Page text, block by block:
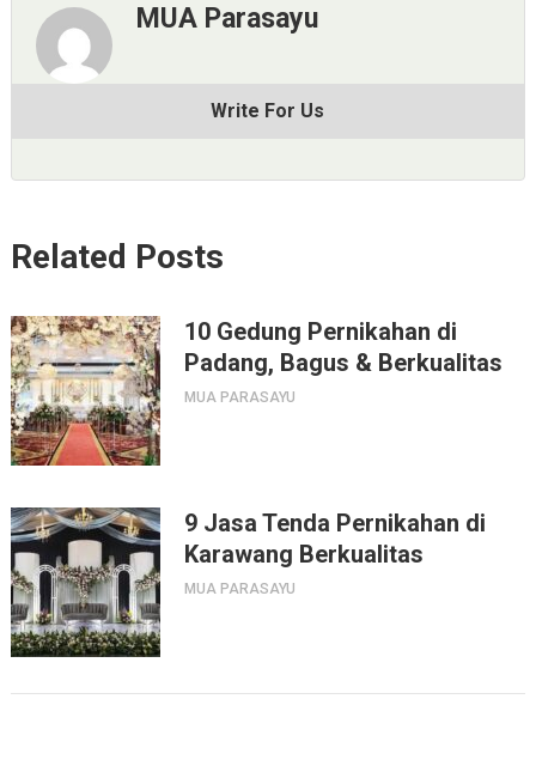
MUA Parasayu
Write For Us
Related Posts
10 Gedung Pernikahan di
Padang, Bagus & Berkualitas
MUA PARASAYU
9 Jasa Tenda Pernikahan di
Karawang Berkualitas
MUA PARASAYU